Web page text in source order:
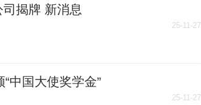
揭牌 新消息
25-11-27
中国大使奖学金”
25-11-27